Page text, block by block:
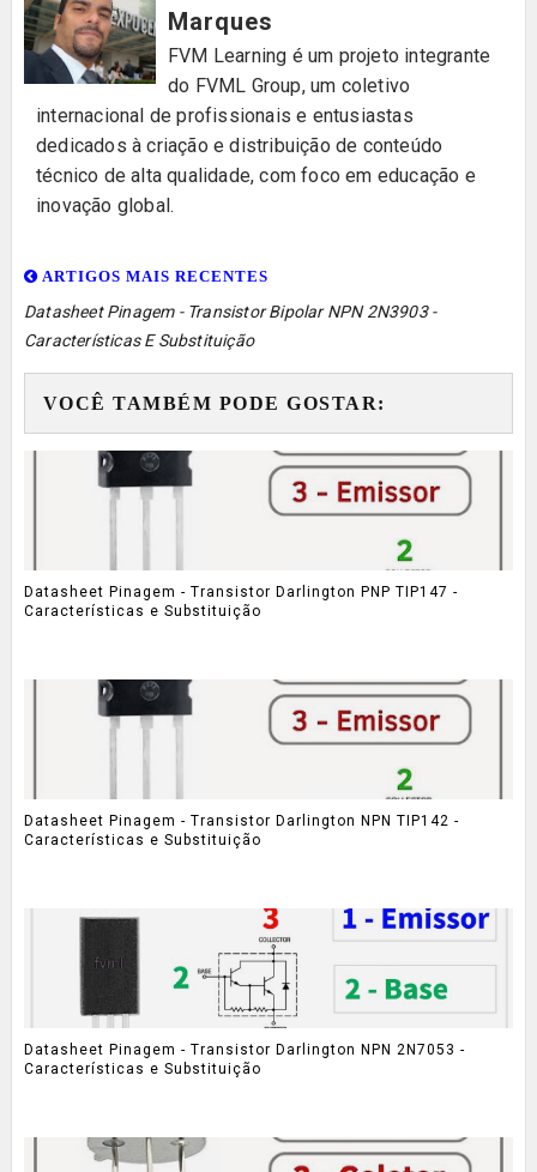
Marques
FVM Learning é um projeto integrante
do FVML Group, um coletivo
internacional de profissionais e entusiastas
dedicados à criação e distribuição de conteúdo
técnico de alta qualidade, com foco em educação e
inovação global.
ARTIGOS MAIS RECENTES
Datasheet Pinagem - Transistor Bipolar NPN 2N3903 -
Características E Substituição
VOCÊ TAMBÉM PODE GOSTAR:
Datasheet Pinagem - Transistor Darlington PNP TIP147 -
Características e Substituição
Datasheet Pinagem - Transistor Darlington NPN TIP142 -
Características e Substituição
Datasheet Pinagem - Transistor Darlington NPN 2N7053 -
Características e Substituição